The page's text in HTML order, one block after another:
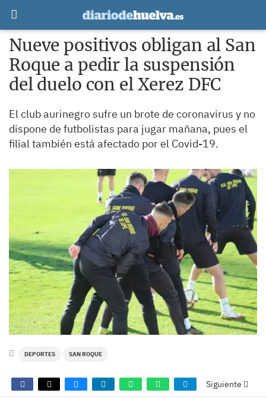
Nueve positivos obligan al San
Roque a pedir la suspensión
del duelo con el Xerez DFC
El club aurinegro sufre un brote de coronavirus y no
dispone de futbolistas para jugar mañana, pues el
filial también está afectado por el Covid-19.
DEPORTES SAN ROQUE
Siguiente